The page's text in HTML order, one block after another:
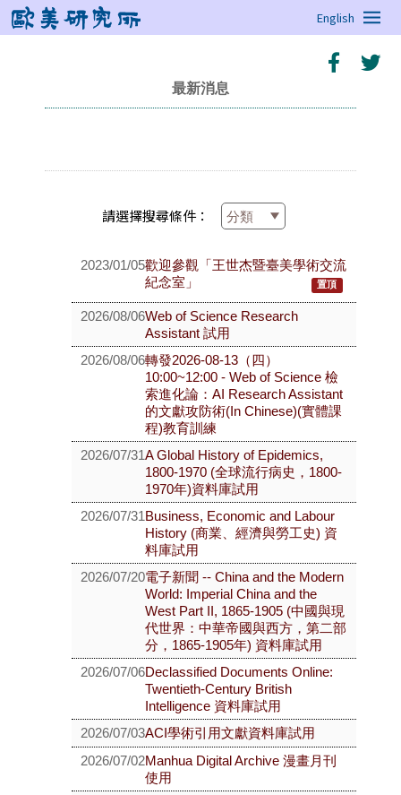
English
最新消息
請選擇搜尋條件：
2023/01/05歡迎參觀「王世杰暨臺美學術交流
紀念室」
置頂
2026/08/06Web of Science Research
Assistant 試用
2026/08/06轉發2026-08-13（四）
10:00~12:00 - Web of Science 檢
索進化論：AI Research Assistant
的文獻攻防術(In Chinese)(實體課
程)教育訓練
2026/07/31A Global History of Epidemics,
1800-1970 (全球流行病史，1800-
1970年)資料庫試用
2026/07/31Business, Economic and Labour
History (商業、經濟與勞工史) 資
料庫試用
2026/07/20電子新聞 -- China and the Modern
World: Imperial China and the
West Part II, 1865-1905 (中國與現
代世界：中華帝國與西方，第二部
分，1865-1905年) 資料庫試用
2026/07/06Declassified Documents Online:
Twentieth-Century British
Intelligence 資料庫試用
2026/07/03ACI學術引用文獻資料庫試用
2026/07/02Manhua Digital Archive 漫畫月刊
使用